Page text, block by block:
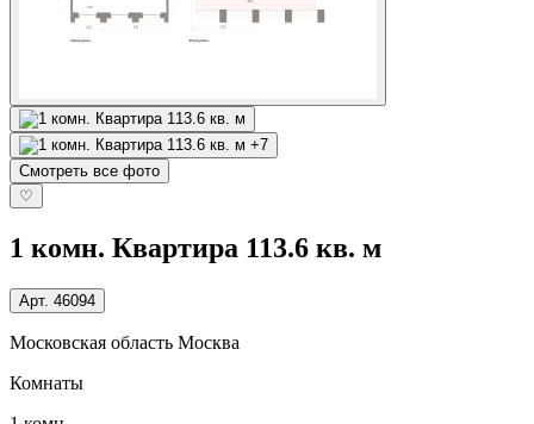
+7
Смотреть все фото
♡
1 комн. Квартира 113.6 кв. м
Арт. 46094
Московская область Москва
Комнаты